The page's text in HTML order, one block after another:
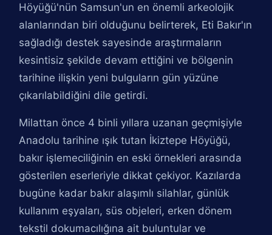
Höyüğü'nün Samsun'un en önemli arkeolojik
alanlarından biri olduğunu belirterek, Eti Bakır'ın
sağladığı destek sayesinde araştırmaların
kesintisiz şekilde devam ettiğini ve bölgenin
tarihine ilişkin yeni bulguların gün yüzüne
çıkarılabildiğini dile getirdi.
Milattan önce 4 binli yıllara uzanan geçmişiyle
Anadolu tarihine ışık tutan İkiztepe Höyüğü,
bakır işlemeciliğinin en eski örnekleri arasında
gösterilen eserleriyle dikkat çekiyor. Kazılarda
bugüne kadar bakır alaşımlı silahlar, günlük
kullanım eşyaları, süs objeleri, erken dönem
tekstil dokumacılığına ait buluntular ve